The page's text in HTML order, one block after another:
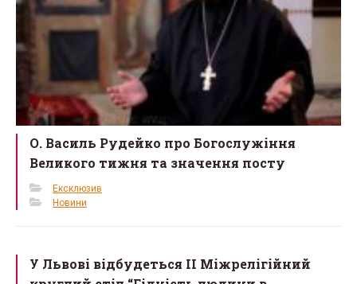
О. Василь Рудейко про Богослужіння
Великого тижня та значення посту
Ексклюзив
Новини
У Львові відбудеться ІІ Міжрелігійний